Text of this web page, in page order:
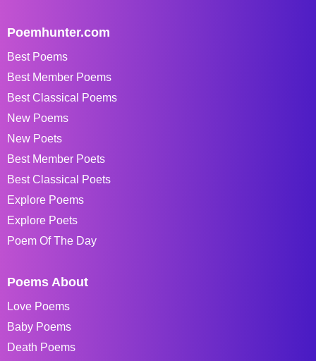
Poemhunter.com
Best Poems
Best Member Poems
Best Classical Poems
New Poems
New Poets
Best Member Poets
Best Classical Poets
Explore Poems
Explore Poets
Poem Of The Day
Poems About
Love Poems
Baby Poems
Death Poems